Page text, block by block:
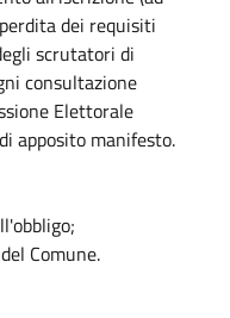
dei requisiti
scrutatori di
consultazione
Elettorale
apposito manifesto.
Comune.